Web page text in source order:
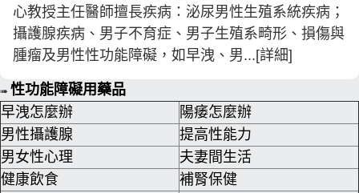
心教授主任醫師擅長疾病：泌尿男性生殖系統疾病；
攝護腺疾病、男子不育症、男子生殖系畸形、損傷與
腫瘤及男性性功能障礙，如早洩、男...[詳細]
➠ 性功能障礙用藥品
早洩怎麼辦
陽痿怎麼辦
男性攝護腺
提高性能力
男女性心理
夫妻間生活
健康飲食
補腎保健